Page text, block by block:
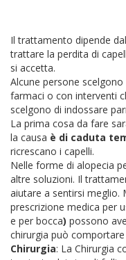
Il trattamento dipende
trattare la perdita di
si accetta.
Alcune persone
farmaci o con interventi
scelgono di indossare
La prima cosa da fare
la causa è di caduta
ricrescano i capelli.
Nelle forme di alopecia
altre soluzioni. Il
aiutare a sentirsi meglio.
prescrizione medica per
e per bocca) possono
chirurgia può comportare
Chirurgia: La Chirurgia